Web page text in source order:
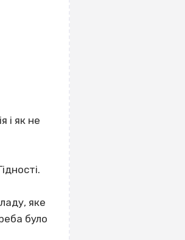
і як не
яке
було